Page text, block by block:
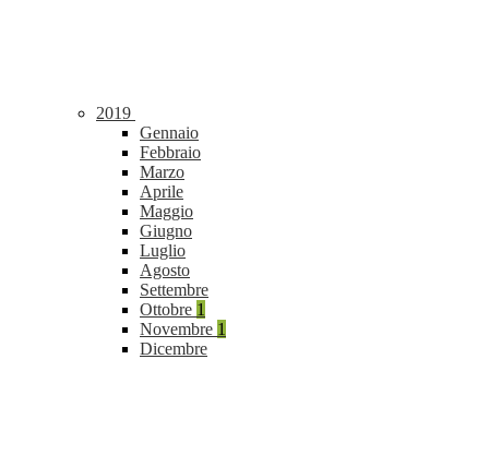
2019
Gennaio
Febbraio
Marzo
Aprile
Maggio
Giugno
Luglio
Agosto
Settembre
Ottobre 1
Novembre 1
Dicembre